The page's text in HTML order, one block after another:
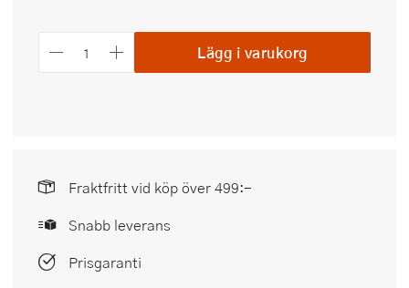
Lägg i varukorg
Fraktfritt vid köp över 499:-
Snabb leverans
Prisgaranti